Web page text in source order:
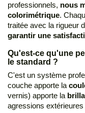
professionnels, nous
colorimétrique.
traitée avec la rigueur
garantir une
Qu'est-ce qu'une
le standard ?
C'est un système
couche apporte la
vernis) apporte la
agressions